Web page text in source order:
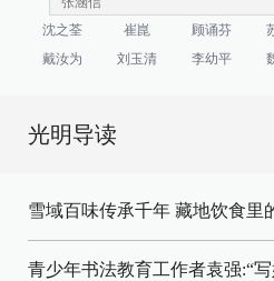
沈之荃 崔崑 顾诵芬
戴汝为
刘玉清 李幼平
光明导读
雪域百味传承千年 藏地饮食里
青少年书法教育工作者袁强:“